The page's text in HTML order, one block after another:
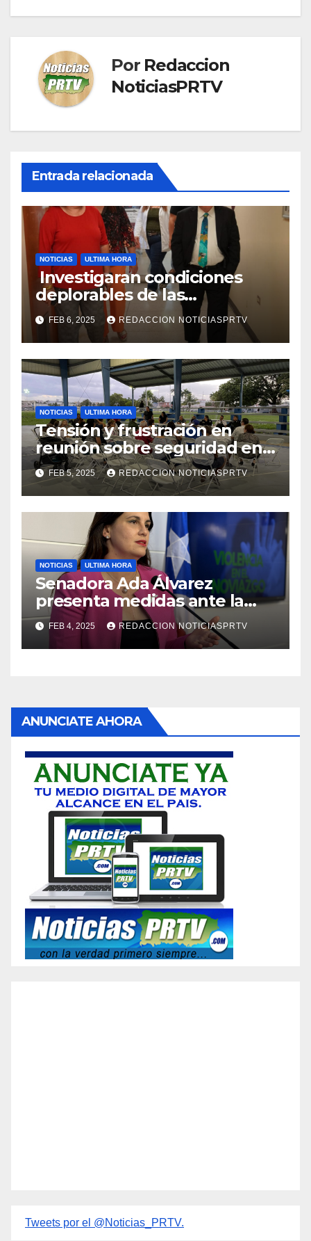
Por Redaccion
NoticiasPRTV
Entrada relacionada
NOTICIAS ULTIMA HORA
Investigaran condiciones
deplorables de las
facilidades el Departamento
de la Salud en Mayagüez
FEB 6, 2025 REDACCION NOTICIASPRTV
NOTICIAS ULTIMA HORA
Tensión y frustración en
reunión sobre seguridad en
Reparto Metropolitano
FEB 5, 2025 REDACCION NOTICIASPRTV
NOTICIAS ULTIMA HORA
Senadora Ada Álvarez
presenta medidas ante la
violencia en el noviazgo
FEB 4, 2025 REDACCION NOTICIASPRTV
ANUNCIATE AHORA
Tweets por el @Noticias_PRTV.